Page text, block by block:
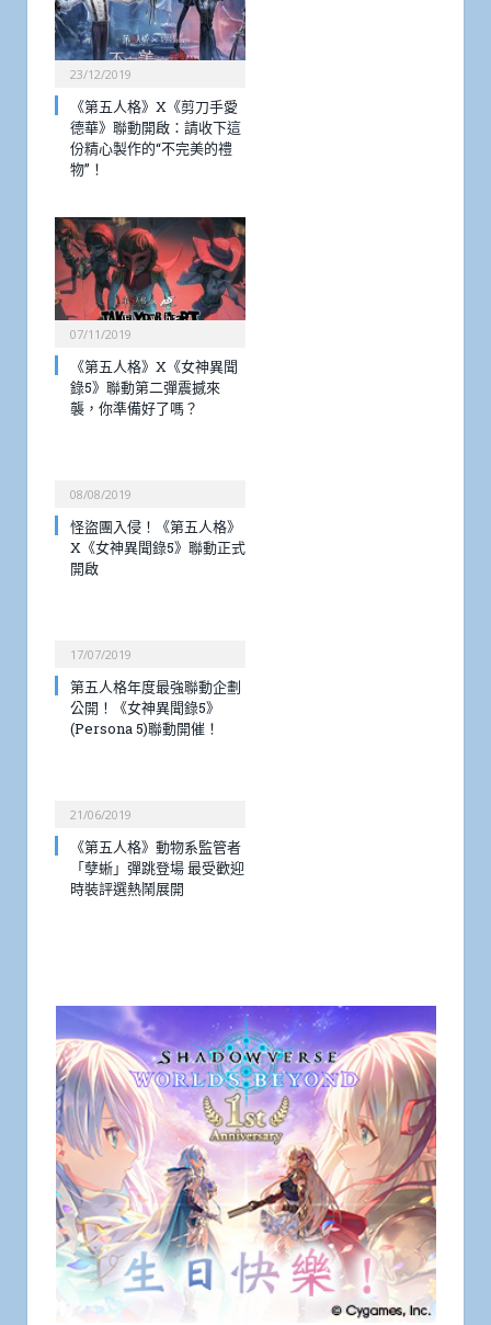
23/12/2019
《第五人格》X《剪刀手愛
德華》聯動開啟：請收下這
份精心製作的“不完美的禮
物”！
07/11/2019
《第五人格》X《女神異聞
錄5》聯動第二彈震撼來
襲，你準備好了嗎？
08/08/2019
怪盜團入侵！《第五人格》
X《女神異聞錄5》聯動正式
開啟
17/07/2019
第五人格年度最強聯動企劃
公開！《女神異聞錄5》
(Persona 5)聯動開催！
21/06/2019
《第五人格》動物系監管者
「孽蜥」彈跳登場 最受歡迎
時裝評選熱鬧展開